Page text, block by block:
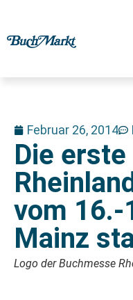
Februar 26, 2014
Die
vom 16.-
Mainz
Logo der Buchmesse